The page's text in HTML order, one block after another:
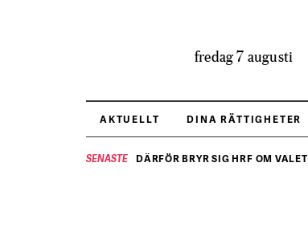
fredag 7 augusti
AKTUELLT DINA RÄTTIGHETER
SENASTE DÄRFÖR BRYR SIG HRF OM VALET